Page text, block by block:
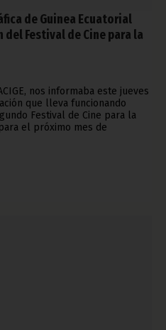
de Guinea Ecuatorial
Festival de Cine para la
nos informaba este jueves
que lleva funcionando
Festival de Cine para la
el próximo mes de